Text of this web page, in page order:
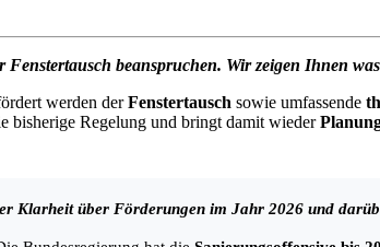
beanspruchen. Wir zeigen Ihnen
werden derFenstertausch sowie umfassende
bisherige Regelung und bringt damit wieder
Klarheit über Förderungen im Jahr 2026 und